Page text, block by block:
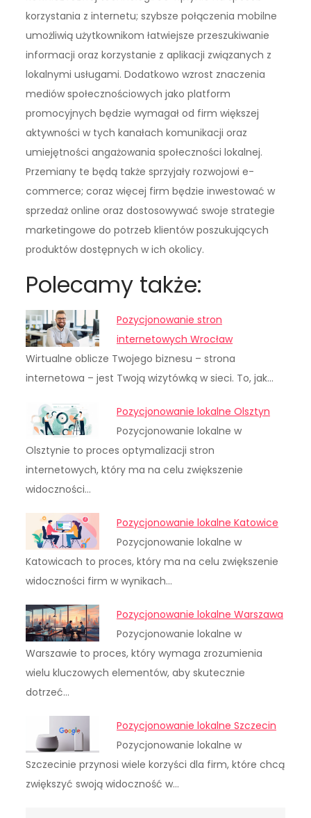
korzystania z internetu; szybsze połączenia mobilne
umożliwią użytkownikom łatwiejsze przeszukiwanie
informacji oraz korzystanie z aplikacji związanych z
lokalnymi usługami. Dodatkowo wzrost znaczenia
mediów społecznościowych jako platform
promocyjnych będzie wymagał od firm większej
aktywności w tych kanałach komunikacji oraz
umiejętności angażowania społeczności lokalnej.
Przemiany te będą także sprzyjały rozwojowi e-
commerce; coraz więcej firm będzie inwestować w
sprzedaż online oraz dostosowywać swoje strategie
marketingowe do potrzeb klientów poszukujących
produktów dostępnych w ich okolicy.
Polecamy także:
Pozycjonowanie stron
internetowych Wrocław
Wirtualne oblicze Twojego biznesu – strona
internetowa – jest Twoją wizytówką w sieci. To, jak…
Pozycjonowanie lokalne Olsztyn
Pozycjonowanie lokalne w
Olsztynie to proces optymalizacji stron
internetowych, który ma na celu zwiększenie
widoczności…
Pozycjonowanie lokalne Katowice
Pozycjonowanie lokalne w
Katowicach to proces, który ma na celu zwiększenie
widoczności firm w wynikach…
Pozycjonowanie lokalne Warszawa
Pozycjonowanie lokalne w
Warszawie to proces, który wymaga zrozumienia
wielu kluczowych elementów, aby skutecznie
dotrzeć…
Pozycjonowanie lokalne Szczecin
Pozycjonowanie lokalne w
Szczecinie przynosi wiele korzyści dla firm, które chcą
zwiększyć swoją widoczność w…